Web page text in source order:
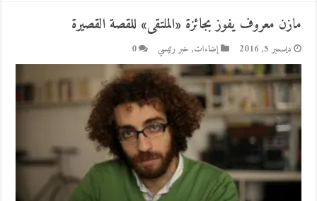
مازن معروف يفوز بجائزة «الملتقى» للقصة القصيرة
ديسمبر 5, 2016 إضاءات, خبر رئيسي 0